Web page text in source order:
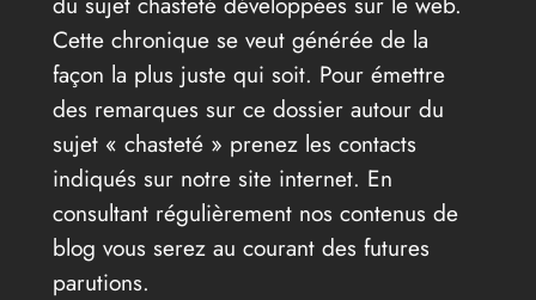
Cette chronique se veut générée de la
façon la plus juste qui soit. Pour émettre
des remarques sur ce dossier autour du
sujet « chasteté » prenez les contacts
indiqués sur notre site internet. En
consultant régulièrement nos contenus de
blog vous serez au courant des futures
parutions.